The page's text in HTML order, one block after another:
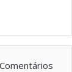
Comentários